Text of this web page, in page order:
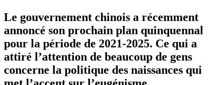
Le gouvernement chinois a récemment
annoncé son prochain plan quinquennal
pour la période de 2021-2025. Ce qui a
attiré l’attention de beaucoup de gens
concerne la politique des naissances qui